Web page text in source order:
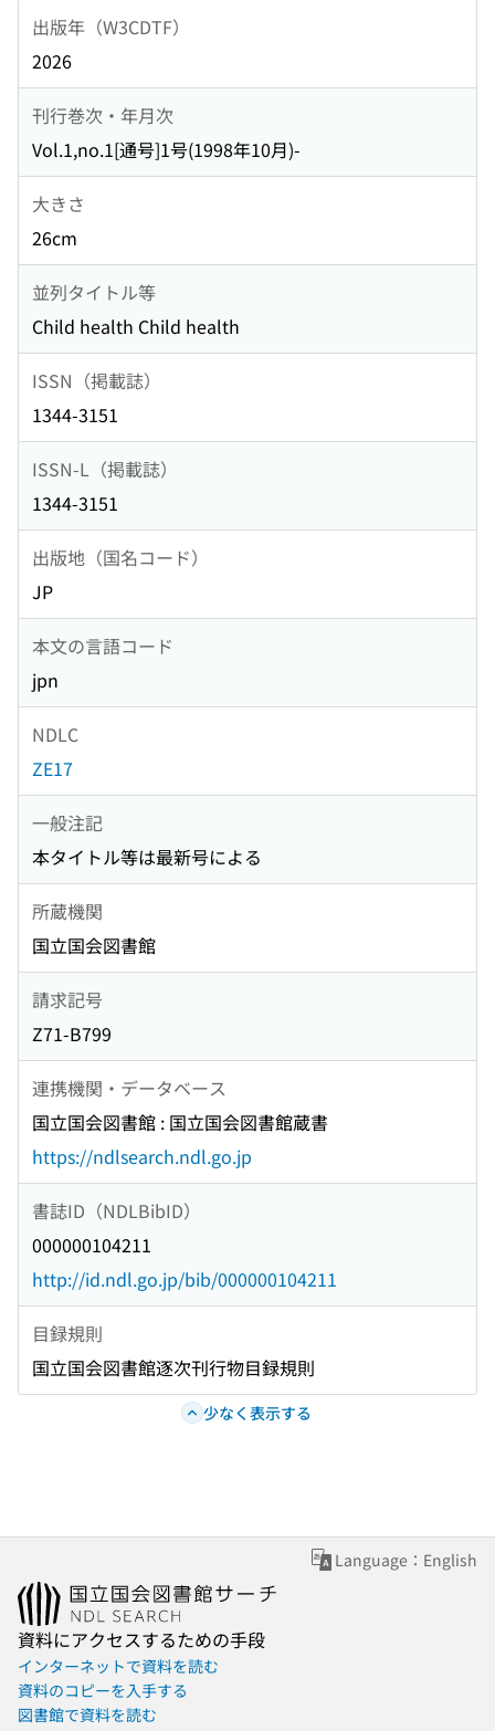
出版年（W3CDTF）
2026
刊行巻次・年月次
Vol.1,no.1[通号]1号(1998年10月)-
大きさ
26cm
並列タイトル等
Child health Child health
ISSN（掲載誌）
1344-3151
ISSN-L（掲載誌）
1344-3151
出版地（国名コード）
JP
本文の言語コード
jpn
NDLC
ZE17
一般注記
本タイトル等は最新号による
所蔵機関
国立国会図書館
請求記号
Z71-B799
連携機関・データベース
国立国会図書館 : 国立国会図書館蔵書
https://ndlsearch.ndl.go.jp
書誌ID（NDLBibID）
000000104211
http://id.ndl.go.jp/bib/000000104211
目録規則
国立国会図書館逐次刊行物目録規則
少なく表示する
Language：English
資料にアクセスするための手段
インターネットで資料を読む
資料のコピーを入手する
図書館で資料を読む